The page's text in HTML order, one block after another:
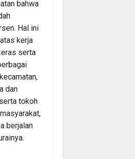
bahwa
Hal ini
kerja
serta
dan
tokoh
berjalan